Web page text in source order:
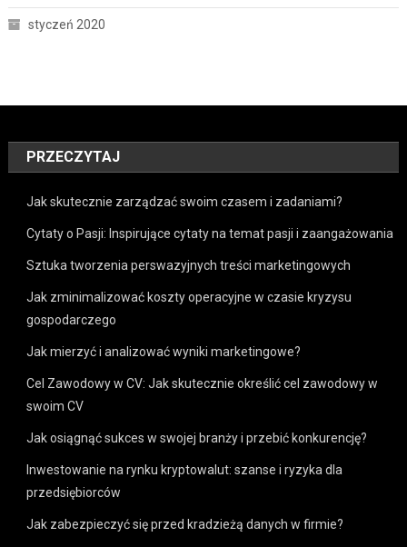
styczeń 2020
PRZECZYTAJ
Jak skutecznie zarządzać swoim czasem i zadaniami?
Cytaty o Pasji: Inspirujące cytaty na temat pasji i zaangażowania
Sztuka tworzenia perswazyjnych treści marketingowych
Jak zminimalizować koszty operacyjne w czasie kryzysu
gospodarczego
Jak mierzyć i analizować wyniki marketingowe?
Cel Zawodowy w CV: Jak skutecznie określić cel zawodowy w
swoim CV
Jak osiągnąć sukces w swojej branży i przebić konkurencję?
Inwestowanie na rynku kryptowalut: szanse i ryzyka dla
przedsiębiorców
Jak zabezpieczyć się przed kradzieżą danych w firmie?